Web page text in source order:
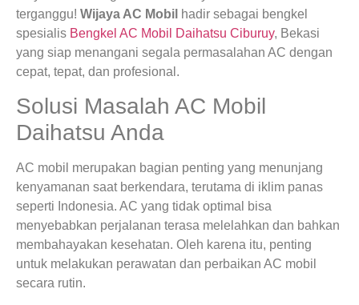
terganggu! Wijaya AC Mobil hadir sebagai bengkel
spesialis Bengkel AC Mobil Daihatsu Ciburuy, Bekasi
yang siap menangani segala permasalahan AC dengan
cepat, tepat, dan profesional.
Solusi Masalah AC Mobil
Daihatsu Anda
AC mobil merupakan bagian penting yang menunjang
kenyamanan saat berkendara, terutama di iklim panas
seperti Indonesia. AC yang tidak optimal bisa
menyebabkan perjalanan terasa melelahkan dan bahkan
membahayakan kesehatan. Oleh karena itu, penting
untuk melakukan perawatan dan perbaikan AC mobil
secara rutin.